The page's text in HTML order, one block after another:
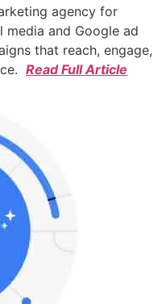
agency for
and Google ad
that reach, engage,
Read Full Article